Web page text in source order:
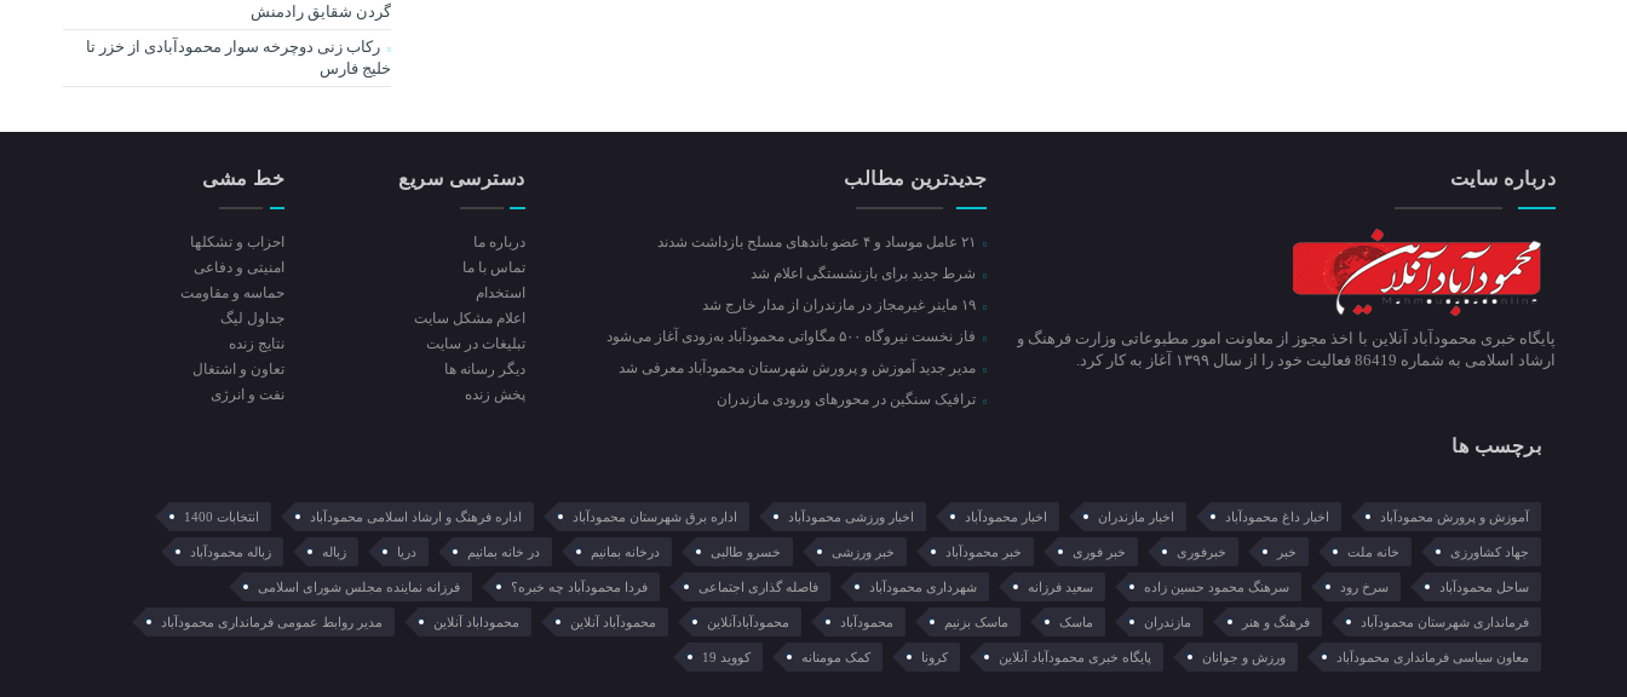
گردن شقایق رادمنش
رکاب زنی دوچرخه سوار محمودآبادی از خزر تا
خلیج فارس
درباره سایت
پایگاه خبری محمودآباد آنلاین با اخذ مجوز از معاونت امور مطبوعاتی وزارت فرهنگ و
ارشاد اسلامی به شماره 86419 فعالیت خود را از سال ۱۳۹۹ آغاز به کار کرد.
جدیدترین مطالب
شرط جدید برای بازنشستگی اعلام شد
فاز نخست نیروگاه ۵۰۰ مگاواتی محمودآباد به‌زودی آغاز می‌شود
مدیر جدید آموزش و پرورش شهرستان محمودآباد معرفی شد
ترافیک سنگین در محور‌های ورودی مازندران
دسترسی سریع
درباره ما
تماس با ما
استخدام
اعلام مشکل سایت
تبلیغات در سایت
ديگر رسانه ها
پخش زنده
خط مشی
احزاب و تشکلها
امنیتی و دفاعی
حماسه و مقاومت
جداول لیگ
نتایج زنده
تعاون و اشتغال
نفت و انرژی
برچسب ها
آموزش و پرورش محمودآباد اخبار داغ محمودآباد اخبار مازندران اخبار محمودآباد اخبار ورزشی محمودآباد اداره برق شهرستان محمودآباد اداره فرهنگ و ارشاد اسلامی محمودآباد انتخابات 1400
جهاد کشاورزی خانه ملت خبر خبرفوری خبر فوری خبر محمودآباد خبر ورزشی خسرو طالبی درخانه بمانیم در خانه بمانیم دریا زباله زباله محمودآباد
ساحل محمودآباد سرخ رود سرهنگ محمود حسین زاده سعید فرزانه شهرداری محمودآباد فاصله گذاری اجتماعی فردا محمودآباد چه خبره؟ فرزانه نماینده مجلس شورای اسلامی
فرمانداری شهرستان محمودآباد فرهنگ و هنر مازندران ماسک ماسک بزنیم محمودآباد محمودآبادآنلاین محمودآباد آنلاین محموداباد آنلاین مدیر روابط عمومی فرمانداری محمودآباد
معاون سیاسی فرمانداری محمودآباد ورزش و جوانان پایگاه خبری محمودآباد آنلاین کرونا کمک مومنانه کووید 19